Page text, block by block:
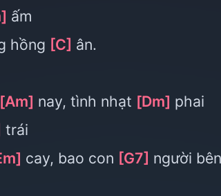
ấm
hồng [C] ân.
[Am] nay, tình nhạt [Dm] phai
trái
cay, bao con [G7] người bên